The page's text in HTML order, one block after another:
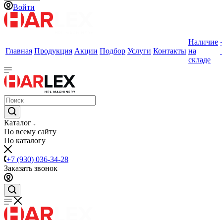
Войти
Главная Продукция Акции Подбор Услуги Контакты
Наличие
на
складе
Каталог
По всему сайту
По каталогу
+7 (930) 036-34-28
Заказать звонок